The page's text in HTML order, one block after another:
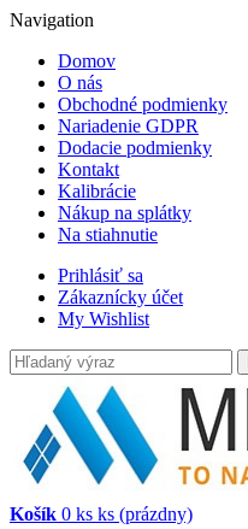
Navigation
Domov
O nás
Obchodné podmienky
Nariadenie GDPR
Dodacie podmienky
Kontakt
Kalibrácie
Nákup na splátky
Na stiahnutie
Prihlásiť sa
Zákaznícky účet
My Wishlist
Košík 0 ks ks (prázdny)